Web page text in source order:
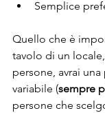
Semplice
Quello che è
tavolo di un
persone, avrai
variabile (sempre
persone che